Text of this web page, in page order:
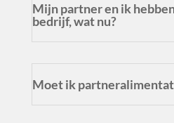
Mijn partner en ik
bedrijf, wat nu?
Moet ik